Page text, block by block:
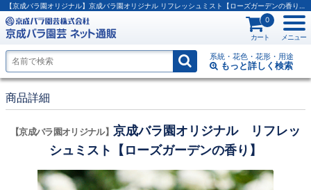
【京成バラ園オリジナル】京成バラ園オリジナル リフレッシュミスト【ローズガーデンの香り】
系統・花色・花形・用途
もっと詳しく検索
カート
0
メニュー
商品詳細
【京成バラ園オリジナル】 京成バラ園オリジナル リフレッ
シュミスト【ローズガーデンの香り】